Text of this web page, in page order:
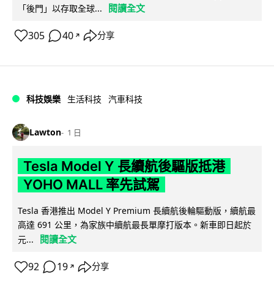
「後門」以存取全球...
閱讀全文
305 40 ↗ 分享
科技娛樂 生活科技 汽車科技
Lawton 1 日
Tesla Model Y 長續航後驅版抵港
YOHO MALL 率先試駕
Tesla 香港推出 Model Y Premium 長續航後輪驅動版，續航最
高達 691 公里，為家族中續航最長單摩打版本。新車即日起於
元...
閱讀全文
92 19 ↗ 分享